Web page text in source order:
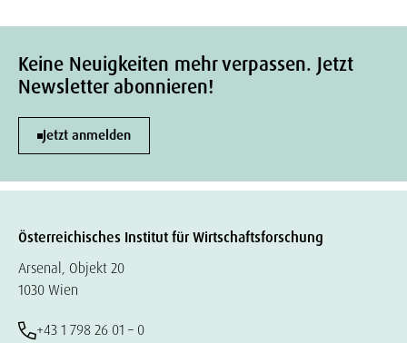
Keine Neuigkeiten mehr verpassen. Jetzt
Newsletter abonnieren!
Jetzt anmelden
Österreichisches Institut für Wirtschaftsforschung
Arsenal, Objekt 20
1030 Wien
+43 1 798 26 01 – 0